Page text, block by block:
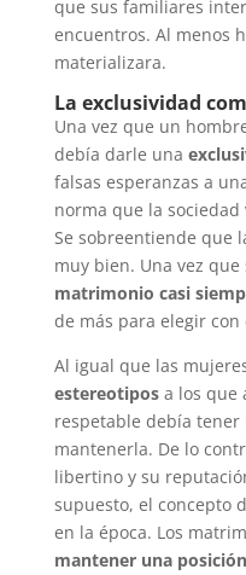
que sus familiares
encuentros. Al menos
materializara.
La exclusividad
Una vez que un
debía darle una
falsas esperanzas a
norma que la
Se sobreentiende que
muy bien. Una vez
matrimonio casi
de más para elegir
Al igual que las
estereotiposa los que
respetable debía tener
mantenerla. De lo
libertino y su
supuesto, el concepto
en la época. Los
mantener una